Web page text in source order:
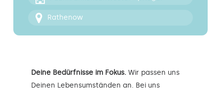
Rathenow
Deine Bedürfnisse im Fokus. Wir passen uns
Deinen Lebensumständen an. Bei uns